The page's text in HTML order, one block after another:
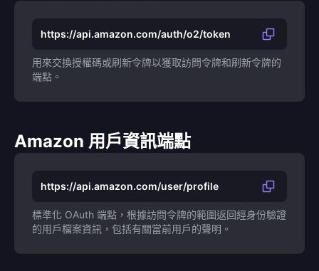
https://api.amazon.com/auth/o2/token
用來交換授權碼或刷新令牌以獲取訪問令牌和刷新令牌的
端點。
Amazon 用戶資訊端點
https://api.amazon.com/user/profile
標準化 OAuth 端點，根據訪問令牌的範圍返回經身份驗證
的用戶檔案資訊，包括有關當前用戶的聲明。